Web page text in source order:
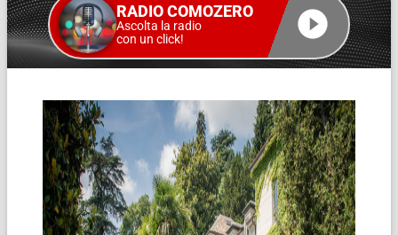
RADIO COMOZERO
Ascolta la radio
con un click!